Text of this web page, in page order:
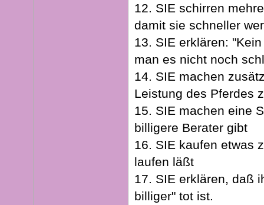
12. SIE schirren
damit sie schneller
13. SIE erklären:
man es nicht noch
14. SIE machen
Leistung des Pferdes
15. SIE machen eine
billigere Berater gibt
16. SIE kaufen etwas
laufen läßt
17. SIE erklären, daß
billiger" tot ist.